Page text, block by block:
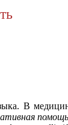
В
помощь